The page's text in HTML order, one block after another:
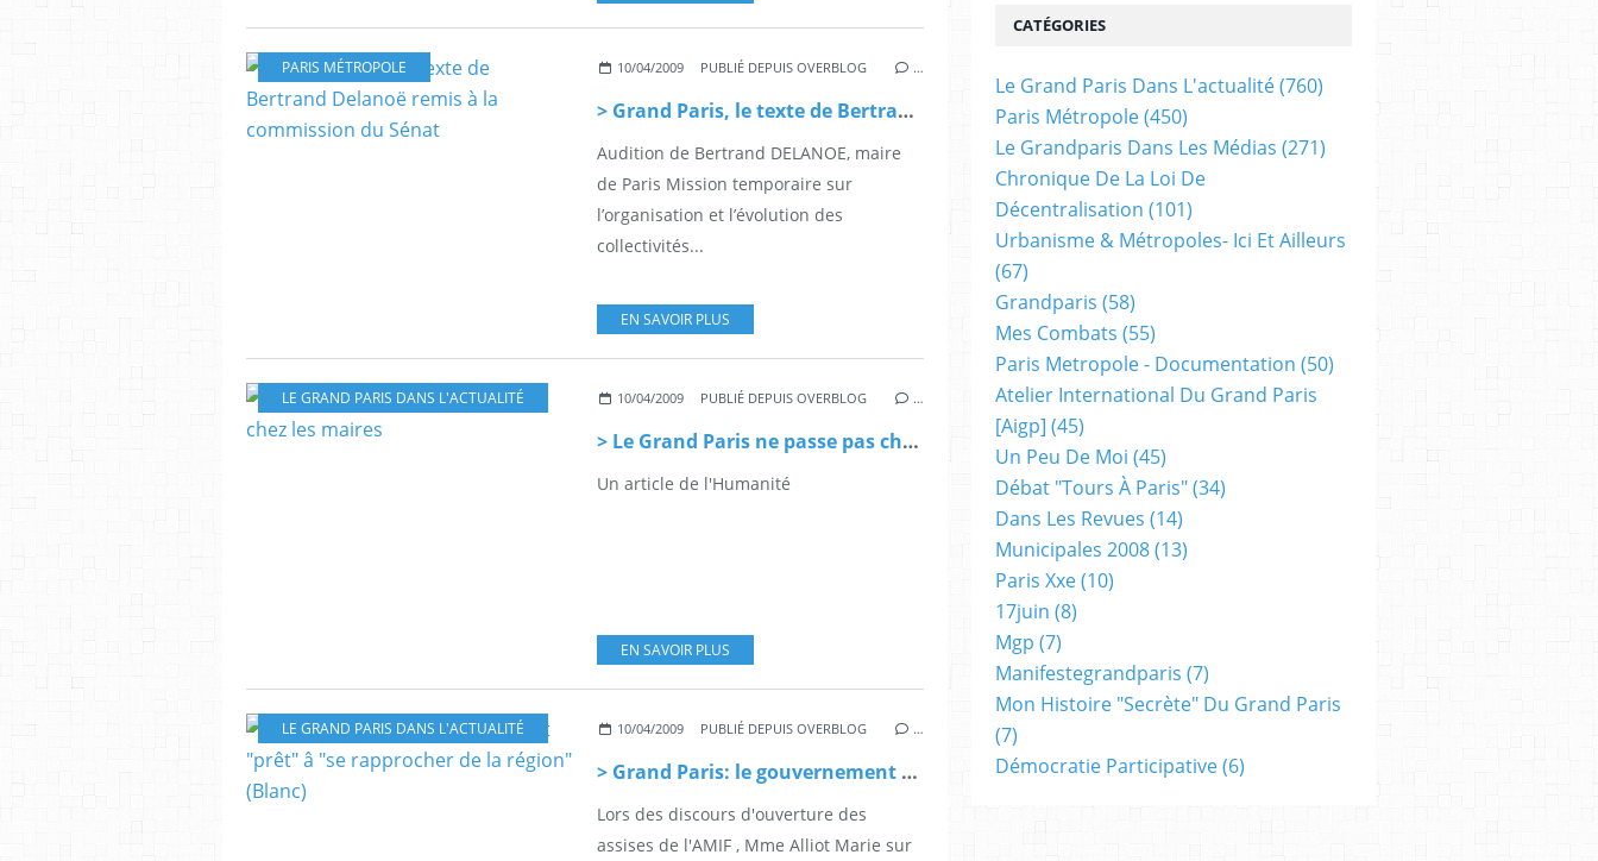
PARIS MÉTROPOLE 10/04/2009 PUBLIÉ DEPUIS OVERBLOG …
> Grand Paris, le texte de Bertrand Delanoë remis à la commission du Sénat
Audition de Bertrand DELANOE, maire
de Paris Mission temporaire sur
l’organisation et l’évolution des
collectivités...
EN SAVOIR PLUS
LE GRAND PARIS DANS L'ACTUALITÉ 10/04/2009 PUBLIÉ DEPUIS OVERBLOG …
> Le Grand Paris ne passe pas chez les maires
Un article de l'Humanité
EN SAVOIR PLUS
LE GRAND PARIS DANS L'ACTUALITÉ 10/04/2009 PUBLIÉ DEPUIS OVERBLOG …
> Grand Paris: le gouvernement "prêt" â "se rapprocher de la région" (Blanc)
Lors des discours d'ouverture des
assises de l'AMIF , Mme Alliot Marie sur
CATÉGORIES
Le Grand Paris Dans L'actualité(760)
Paris Métropole(450)
Le Grandparis Dans Les Médias (271)
Chronique De La Loi De
Décentralisation (101)
Urbanisme & Métropoles- Ici Et Ailleurs
(67)
Grandparis (58)
Mes Combats (55)
Paris Metropole - Documentation (50)
Atelier International Du Grand Paris
[aigp] (45)
Un Peu De Moi (45)
Débat "tours À Paris"(34)
Dans Les Revues (14)
Municipales 2008(13)
Paris Xxe(10)
17juin (8)
Mgp (7)
Manifestegrandparis (7)
Mon Histoire "secrète" Du Grand Paris
(7)
Démocratie Participative(6)